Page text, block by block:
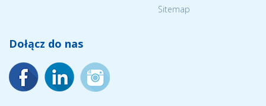
Sitemap
Dołącz do nas